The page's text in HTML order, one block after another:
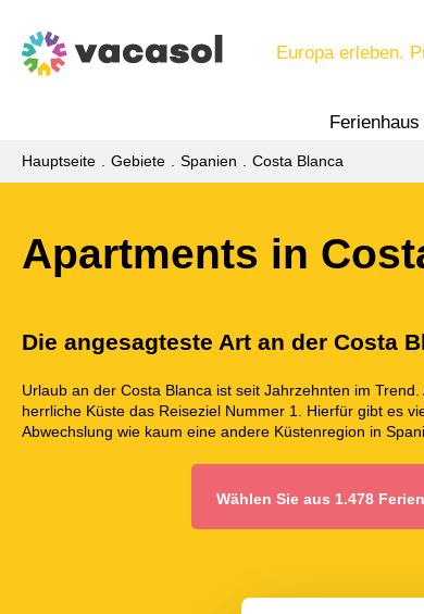
Europa erleben.
Hauptseite Gebiete Spanien Costa Blanca
Apartments in
Die angesagteste Art an der Costa
Urlaub an der Costa Blanca ist seit Jahrzehnten im
herrliche Küste das Reiseziel Nummer 1. Hierfür gibt es
Abwechslung wie kaum eine andere Küstenregion in
Wählen Sie aus 1.478